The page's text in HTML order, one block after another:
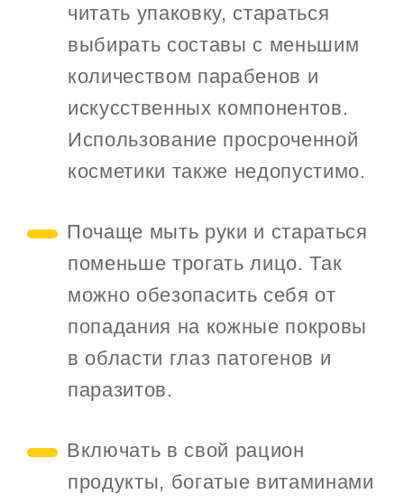
читать упаковку, стараться
выбирать составы с меньшим
количеством парабенов и
искусственных компонентов.
Использование просроченной
косметики также недопустимо.
Почаще мыть руки и стараться
поменьше трогать лицо. Так
можно обезопасить себя от
попадания на кожные покровы
в области глаз патогенов и
паразитов.
Включать в свой рацион
продукты, богатые витаминами